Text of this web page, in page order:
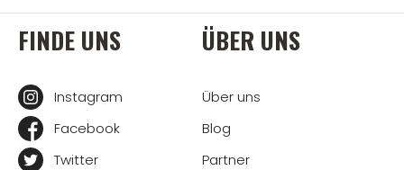
FINDE UNS
Instagram
Facebook
Twitter
ÜBER UNS
Über uns
Blog
Partner